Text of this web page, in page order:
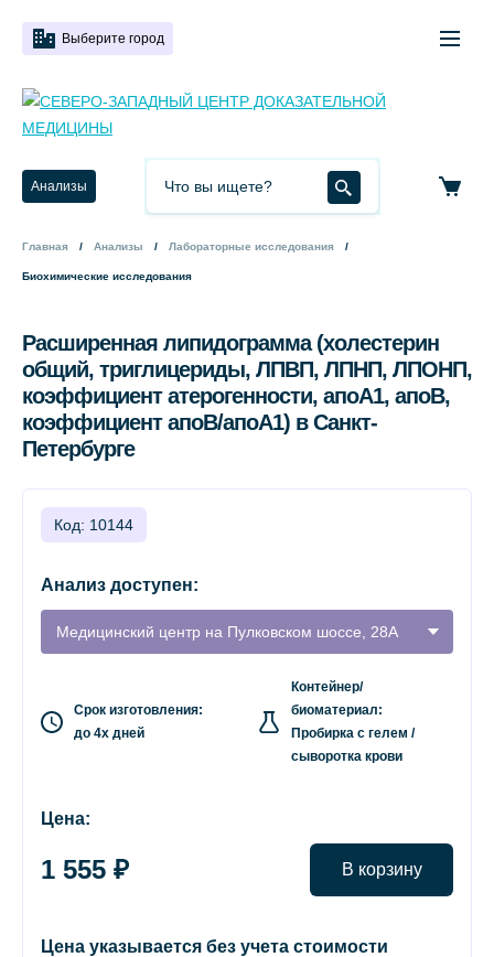
Выберите город
Анализы
Главная Анализы Лабораторные исследования
Биохимические исследования
Расширенная липидограмма (холестерин
общий, триглицериды, ЛПВП, ЛПНП, ЛПОНП,
коэффициент атерогенности, апоА1, апоВ,
коэффициент апоВ/апоА1) в Санкт-
Петербурге
Код: 10144
Анализ доступен:
Медицинский центр на Пулковском шоссе, 28А
Срок изготовления:
до 4х дней
Контейнер/
биоматериал:
Пробирка с гелем /
сыворотка крови
Цена:
1 555 ₽ В корзину
Цена указывается без учета стоимости